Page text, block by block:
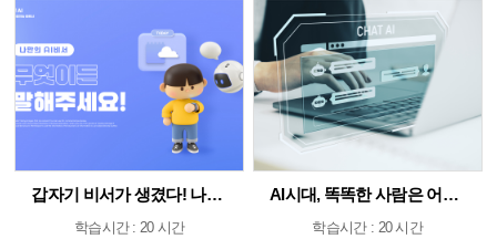
갑자기 비서가 생겼다! 나만의 AI인턴 활용법
학습시간 : 20 시간
AI시대, 똑똑한 사람은 어떻게 생각하고 질문하는가
학습시간 : 20 시간